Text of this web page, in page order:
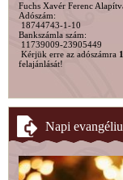
Fuchs Xavér Ferenc
Adószám:
18744743-1-10
Bankszámla szám:
11739009-23905449
Kérjük erre az adószámra
felajánlását!
Napi